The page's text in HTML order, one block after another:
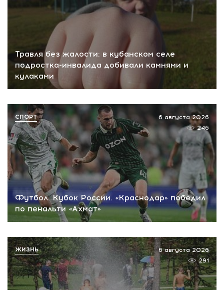
Травля без жалости: в кубанском селе
подростка-инвалида добивали камнями и
кулаками
Футбол. Кубок России. «Краснодар» победил
по пенальти «Ахмат»
6 августа 2026
246
СПОРТ
6 августа 2026
291
ЖИЗНЬ